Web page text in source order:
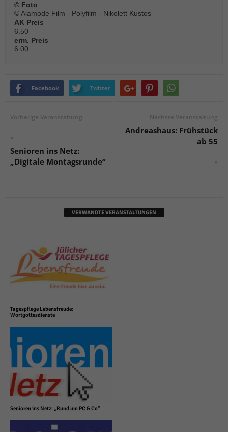
© Foto
© Alamode Film - Polyfilm - Nikolett Kustos
AK Preis
6.50
erm. Preis
6.00
Facebook Twitter
Vorherige Veranstaltung
«
Senioren ins Netz:
„Digitale Montagsrunde“
Nächste Veranstaltung
Andreashaus: Frühstück
ab 55
»
VERWANDTE VERANSTALTUNGEN
Tagespflege Lebensfreude:
Wortgottesdienste
Senioren ins Netz: „Rund um PC & Co“